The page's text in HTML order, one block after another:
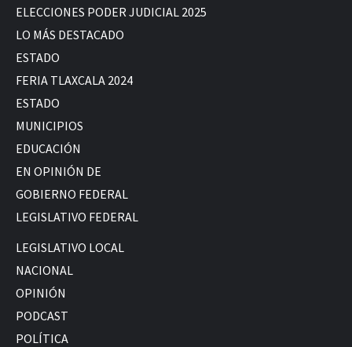
ELECCIONES PODER JUDICIAL 2025
LO MÁS DESTACADO
ESTADO
FERIA TLAXCALA 2024
ESTADO
MUNICIPIOS
EDUCACIÓN
EN OPINIÓN DE
GOBIERNO FEDERAL
LEGISLATIVO FEDERAL
LEGISLATIVO LOCAL
NACIONAL
OPINIÓN
PODCAST
POLÍTICA